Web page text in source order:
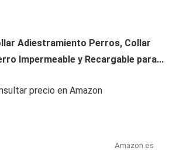
Adiestramiento Perros, Collar
Impermeable y Recargable para...
precio en Amazon
Amazon.es